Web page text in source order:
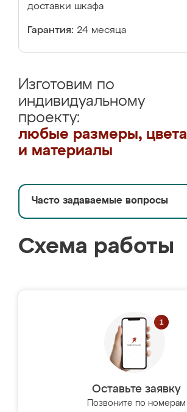
доставки шкафа
Гарантия: 24 месяца
Изготовим по
индивидуальному
проекту:
любые размеры, цвета
и материалы
Часто задаваемые вопросы
Схема работы
Оставьте заявку
Позвоните по номерам